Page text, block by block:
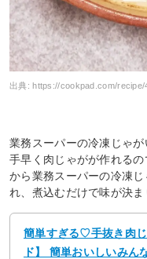
出典: https://cookpad.com/recipe/
業務スーパーの冷凍じゃが
手早く肉じゃがが作れる
から業務スーパーの冷凍
れ、煮込むだけで味が決ま
簡単すぎる♡手抜き肉
ド】 簡単おいしいみん